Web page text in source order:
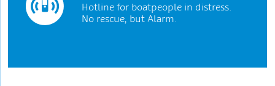
Hotline for boatpeople in distress.
No rescue, but Alarm.